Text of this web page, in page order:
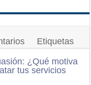
Etiquetas
¿Qué motiva
tus servicios